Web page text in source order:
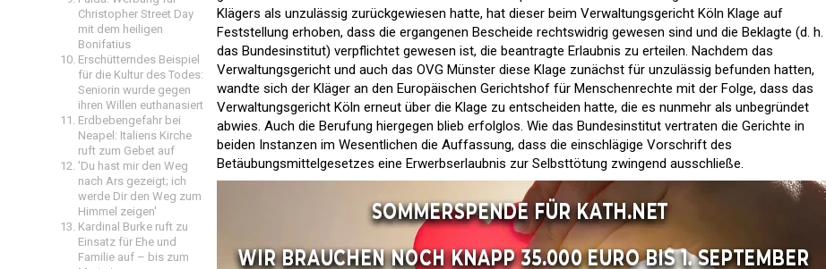
Christopher Street Day
mit dem heiligen
Bonifatius
Erschütterndes Beispiel
für die Kultur des Todes:
Seniorin wurde gegen
ihren Willen euthanasiert
Erdbebengefahr bei
Neapel: Italiens Kirche
ruft zum Gebet auf
'Du hast mir den Weg
nach Ars gezeigt; ich
werde Dir den Weg zum
Himmel zeigen'
Kardinal Burke ruft zu
Einsatz für Ehe und
Familie auf – bis zum
Klägers als unzulässig zurückgewiesen hatte, hat dieser beim Verwaltungsgericht Köln Klage auf
Feststellung erhoben, dass die ergangenen Bescheide rechtswidrig gewesen sind und die Beklagte (d. h.
das Bundesinstitut) verpflichtet gewesen ist, die beantragte Erlaubnis zu erteilen. Nachdem das
Verwaltungsgericht und auch das OVG Münster diese Klage zunächst für unzulässig befunden hatten,
wandte sich der Kläger an den Europäischen Gerichtshof für Menschenrechte mit der Folge, dass das
Verwaltungsgericht Köln erneut über die Klage zu entscheiden hatte, die es nunmehr als unbegründet
abwies. Auch die Berufung hiergegen blieb erfolglos. Wie das Bundesinstitut vertraten die Gerichte in
beiden Instanzen im Wesentlichen die Auffassung, dass die einschlägige Vorschrift des
Betäubungsmittelgesetzes eine Erwerbserlaubnis zur Selbsttötung zwingend ausschließe.